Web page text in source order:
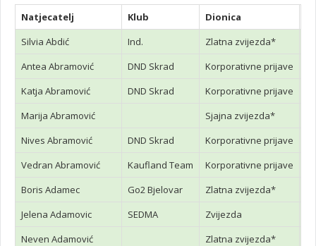
Natjecatelj Klub Dionica
Silvia Abdić
Ind.
Zlatna zvijezda*
Antea Abramović
DND Skrad
Korporativne prijave
Katja Abramović
DND Skrad
Korporativne prijave
Marija Abramović
Sjajna zvijezda*
Nives Abramović
DND Skrad
Korporativne prijave
Vedran Abramović
Kaufland Team
Korporativne prijave
Boris Adamec
Go2 Bjelovar
Zlatna zvijezda*
Jelena Adamovic
SEDMA
Zvijezda
Neven Adamović
Zlatna zvijezda*